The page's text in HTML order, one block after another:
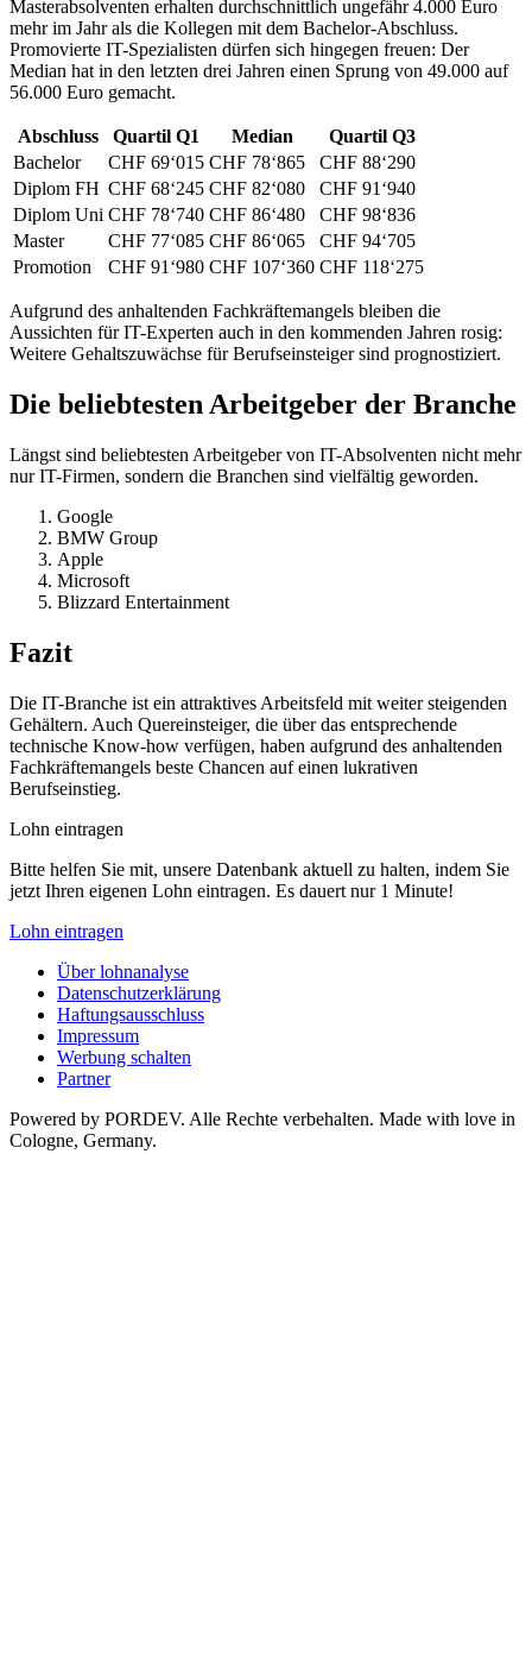
Masterabsolventen erhalten durchschnittlich ungefähr 4.000 Euro
mehr im Jahr als die Kollegen mit dem Bachelor-Abschluss.
Promovierte IT-Spezialisten dürfen sich hingegen freuen: Der
Median hat in den letzten drei Jahren einen Sprung von 49.000 auf
56.000 Euro gemacht.
Abschluss Quartil Q1 Median
Quartil Q3
Bachelor
CHF 69‘015 CHF 78‘865
CHF 88‘290
Diplom FH CHF 68‘245 CHF 82‘080
CHF 91‘940
Diplom Uni CHF 78‘740 CHF 86‘480
CHF 98‘836
Master
CHF 77‘085 CHF 86‘065
CHF 94‘705
Promotion
CHF 91‘980 CHF 107‘360 CHF 118‘275
Aufgrund des anhaltenden Fachkräftemangels bleiben die
Aussichten für IT-Experten auch in den kommenden Jahren rosig:
Weitere Gehaltszuwächse für Berufseinsteiger sind prognostiziert.
Die beliebtesten Arbeitgeber der Branche
Längst sind beliebtesten Arbeitgeber von IT-Absolventen nicht mehr
nur IT-Firmen, sondern die Branchen sind vielfältig geworden.
Google
BMW Group
Apple
Microsoft
Blizzard Entertainment
Fazit
Die IT-Branche ist ein attraktives Arbeitsfeld mit weiter steigenden
Gehältern. Auch Quereinsteiger, die über das entsprechende
technische Know-how verfügen, haben aufgrund des anhaltenden
Fachkräftemangels beste Chancen auf einen lukrativen
Berufseinstieg.
Lohn eintragen
Bitte helfen Sie mit, unsere Datenbank aktuell zu halten, indem Sie
jetzt Ihren eigenen Lohn eintragen. Es dauert nur 1 Minute!
Lohn eintragen
Über lohnanalyse
Datenschutzerklärung
Haftungsausschluss
Impressum
Werbung schalten
Partner
Powered by PORDEV. Alle Rechte verbehalten. Made with love in
Cologne, Germany.